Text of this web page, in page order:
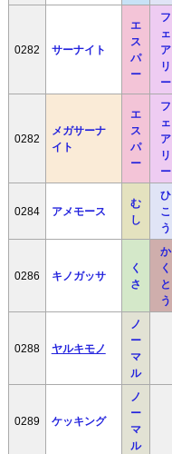
0282 サーナイト
エ
ス
パ
ー
フ
ェ
ア
リ
ー
0282
メガサーナ
イト
エ
ス
パ
ー
フ
ェ
ア
リ
ー
0284 アメモース
む
し
ひ
こ
う
0286 キノガッサ
く
さ
か
く
と
う
0288 ヤルキモノ
ノ
ー
マ
ル
0289 ケッキング
ノ
ー
マ
ル